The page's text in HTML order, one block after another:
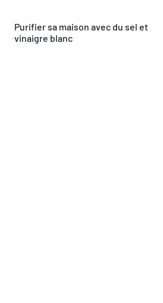
Purifier sa maison avec du sel et
vinaigre blanc